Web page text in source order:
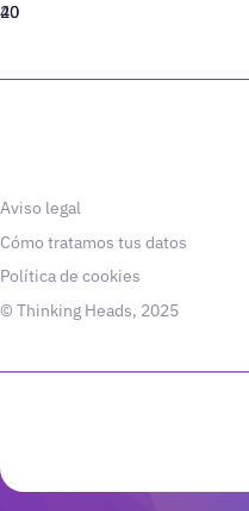
40
20
Aviso legal
Cómo tratamos tus datos
Política de cookies
© Thinking Heads, 2025